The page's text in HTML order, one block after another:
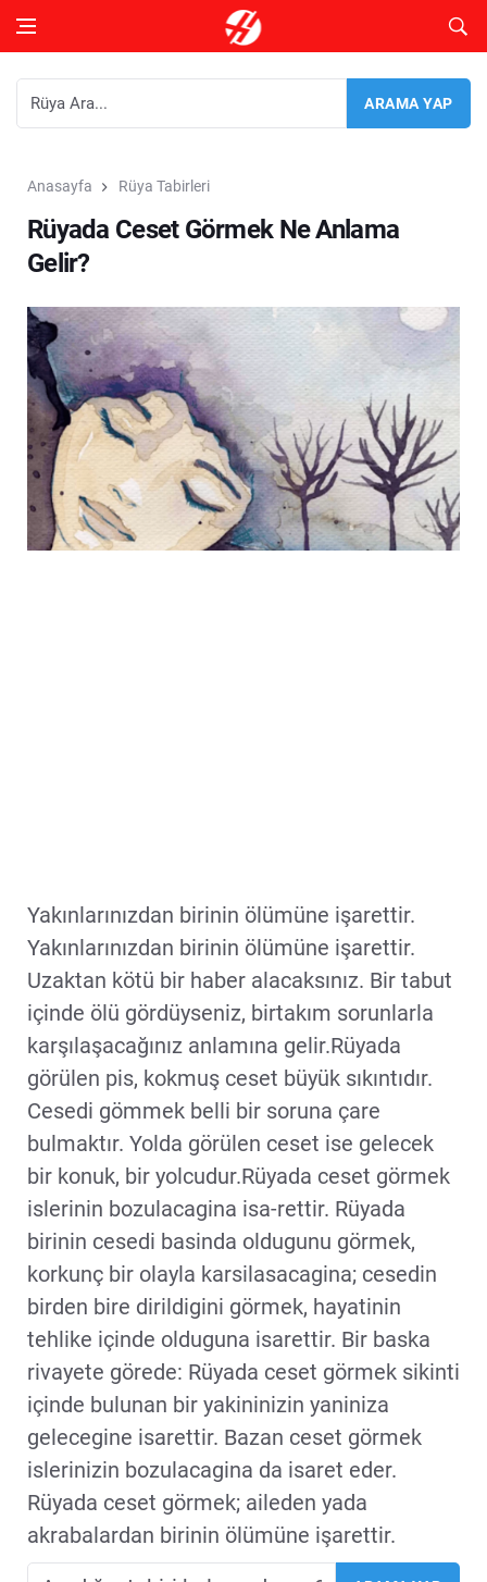
Anasayfa Rüya Tabirleri
Rüyada Ceset Görmek Ne Anlama
Gelir?
Yakınlarınızdan birinin ölümüne işarettir.
Yakınlarınızdan birinin ölümüne işarettir.
Uzaktan kötü bir haber alacaksınız. Bir tabut
içinde ölü gördüyseniz, birtakım sorunlarla
karşılaşacağınız anlamına gelir.Rüyada
görülen pis, kokmuş ceset büyük sıkıntıdır.
Cesedi gömmek belli bir soruna çare
bulmaktır. Yolda görülen ceset ise gelecek
bir konuk, bir yolcudur.Rüyada ceset görmek
islerinin bozulacagina isa-rettir. Rüyada
birinin cesedi basinda oldugunu görmek,
korkunç bir olayla karsilasacagina; cesedin
birden bire dirildigini görmek, hayatinin
tehlike içinde olduguna isarettir. Bir baska
rivayete görede: Rüyada ceset görmek sikinti
içinde bulunan bir yakininizin yaniniza
gelecegine isarettir. Bazan ceset görmek
islerinizin bozulacagina da isaret eder.
Rüyada ceset görmek; aileden yada
akrabalardan birinin ölümüne işarettir.